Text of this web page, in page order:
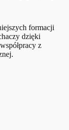
formacji
dzięki
z